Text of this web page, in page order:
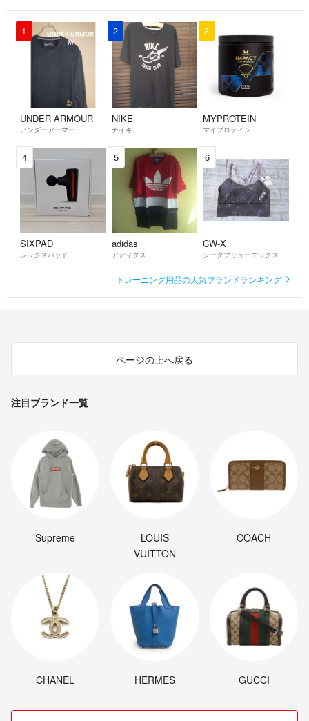
1
UNDER ARMOUR
アンダーアーマー
2
NIKE
ナイキ
3
MYPROTEIN
マイプロテイン
4
SIXPAD
シックスパッド
5
adidas
アディダス
6
CW-X
シーダブリューエックス
トレーニング用品の人気ブランドランキング
ページの上へ戻る
注目ブランド一覧
Supreme
LOUIS
VUITTON
COACH
CHANEL HERMES GUCCI